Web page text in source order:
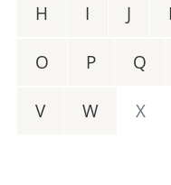
H I J
O P Q
V W X